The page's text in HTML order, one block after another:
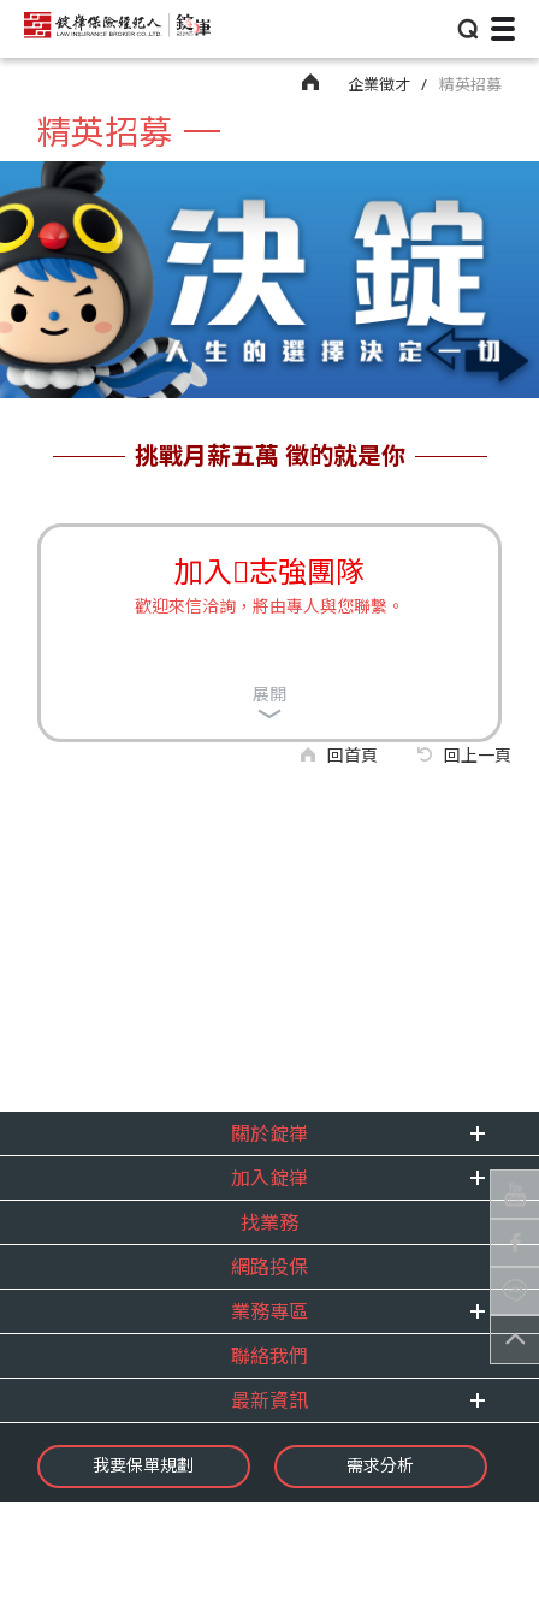
⌕
企業徵才 精英招募
精英招募
挑戰月薪五萬 徵的就是你
展開
加入𨶒志強團隊
歡迎來信洽詢，將由專人與您聯繫。
回首頁 回上一頁
關於錠嵂
企業資訊
重要事跡
得獎紀錄
服務宣言
合作夥伴
加入錠嵂
內勤招聘
精英招募
年度增員計畫
找業務
網路投保
業務專區
E 線資源網
聯絡我們
最新資訊
最新消息
錠嵂焦點
我要保單規劃 需求分析